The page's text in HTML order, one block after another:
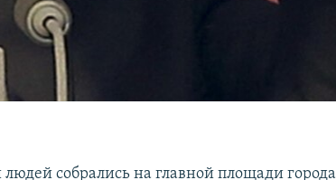
собрались на главной площади города